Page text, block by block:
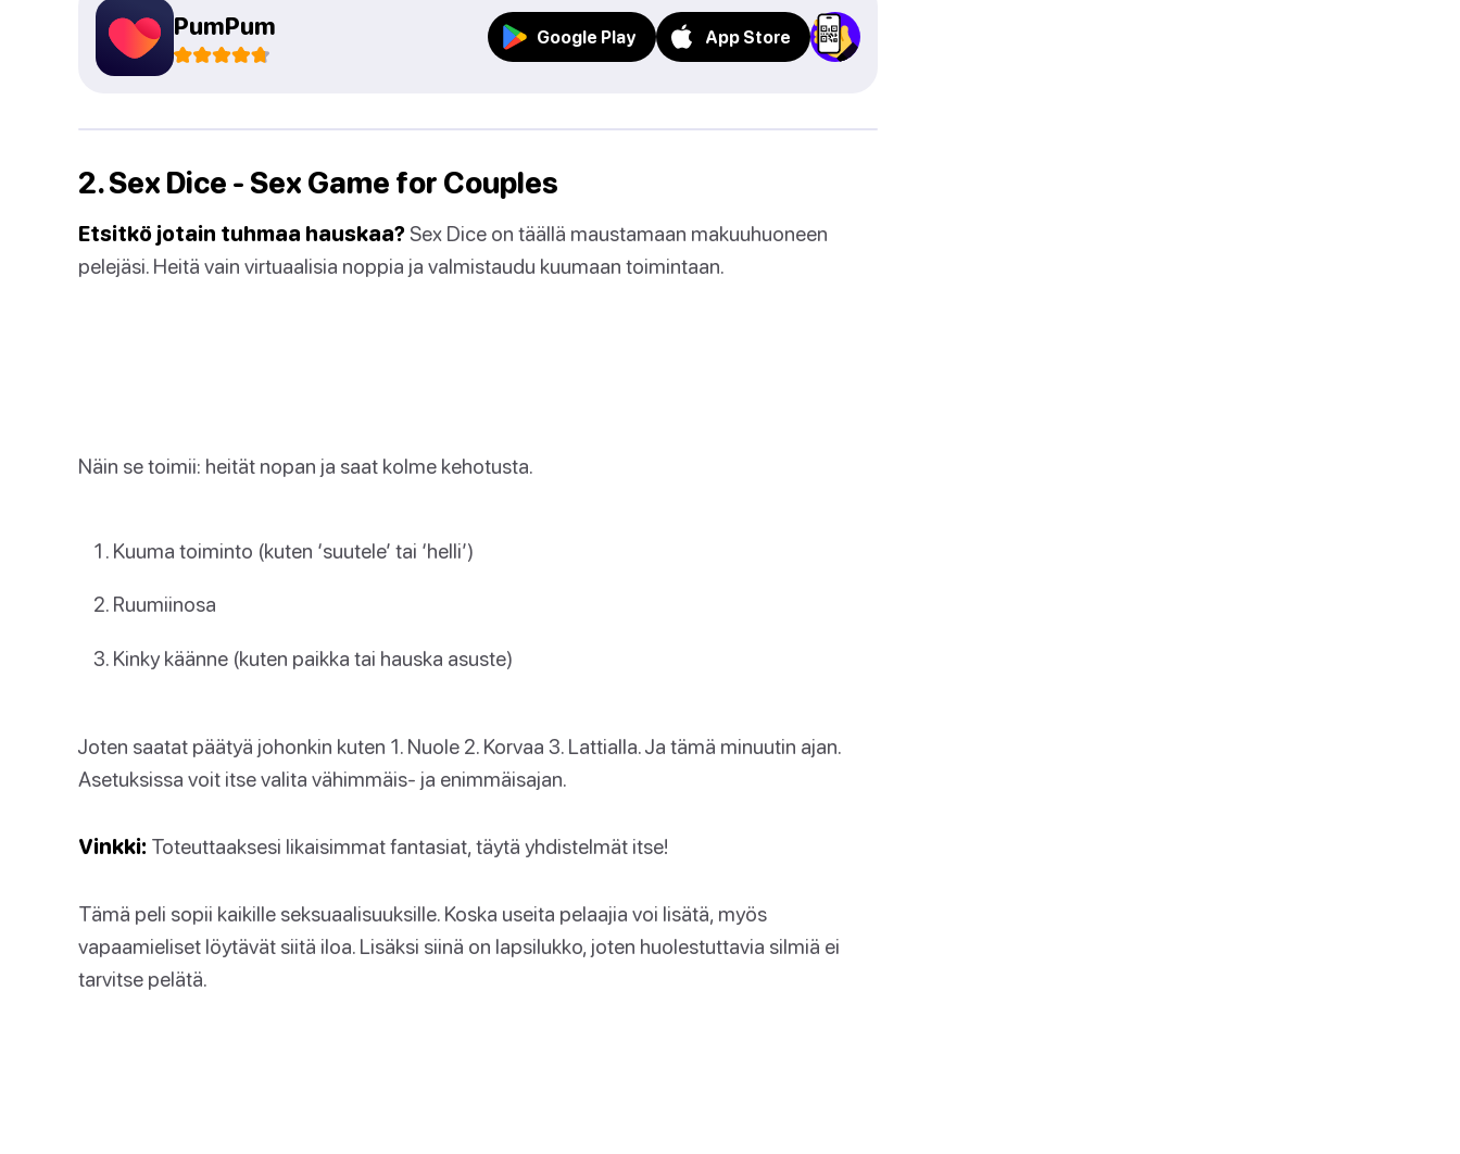
PumPum Google Play App Store
2. Sex Dice - Sex Game for Couples
Etsitkö jotain tuhmaa hauskaa? Sex Dice on täällä maustamaan makuuhuoneen
pelejäsi. Heitä vain virtuaalisia noppia ja valmistaudu kuumaan toimintaan.
Näin se toimii: heität nopan ja saat kolme kehotusta.
Kuuma toiminto (kuten ‘suutele’ tai ‘helli’)
Ruumiinosa
Kinky käänne (kuten paikka tai hauska asuste)
Joten saatat päätyä johonkin kuten 1. Nuole 2. Korvaa 3. Lattialla. Ja tämä minuutin ajan.
Asetuksissa voit itse valita vähimmäis- ja enimmäisajan.
Vinkki: Toteuttaaksesi likaisimmat fantasiat, täytä yhdistelmät itse!
Tämä peli sopii kaikille seksuaalisuuksille. Koska useita pelaajia voi lisätä, myös
vapaamieliset löytävät siitä iloa. Lisäksi siinä on lapsilukko, joten huolestuttavia silmiä ei
tarvitse pelätä.